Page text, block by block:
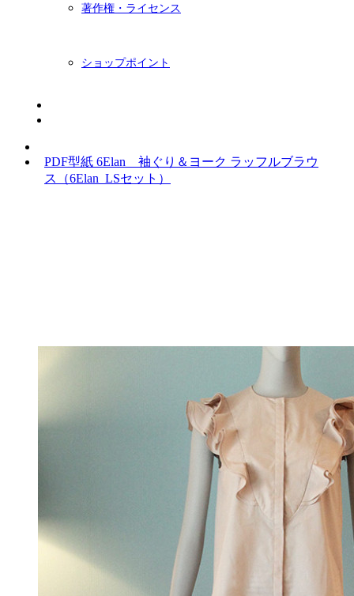
著作権・ライセンス
ショップポイント
PDF型紙 6Elan 袖ぐり＆ヨーク ラッフルブラウ
ス（6Elan_LSセット）